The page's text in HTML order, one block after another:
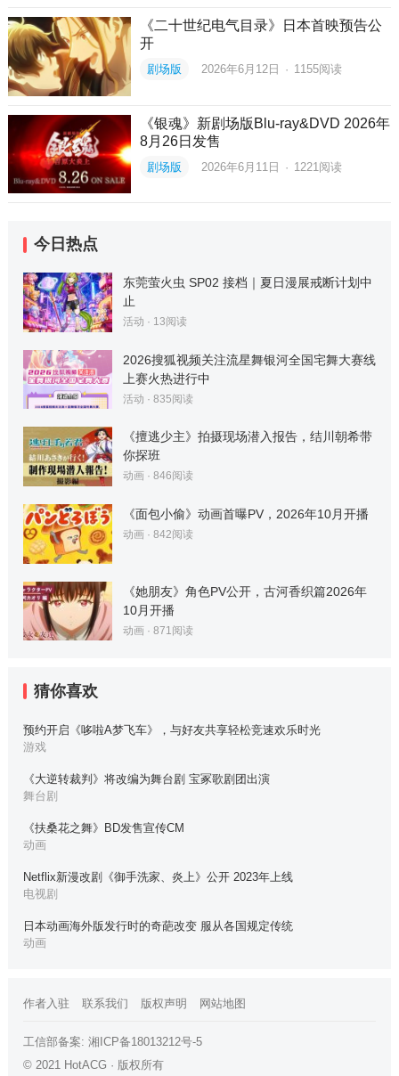
《二十世纪电气目录》日本首映预告公
开
剧场版 2026年6月12日 · 1155阅读
《银魂》新剧场版Blu-ray&DVD 2026年
8月26日发售
剧场版 2026年6月11日 · 1221 阅读
今日热点
东莞萤火虫 SP02 接档｜夏日漫展戒断计划中
止
活动 · 13阅读
2026搜狐视频关注流星舞银河全国宅舞大赛线
上赛火热进行中
活动 · 835阅读
《擅逃少主》拍摄现场潜入报告，结川朝希带
你探班
动画· 846阅读
《面包小偷》动画首曝PV，2026年10月开播
动画· 842阅读
《她朋友》角色PV公开，古河香织篇2026年
10月开播
动画· 871 阅读
猜你喜欢
预约开启《哆啦A梦飞车》，与好友共享轻松竞速欢乐时光
游戏
《大逆转裁判》将改编为舞台剧 宝冢歌剧团出演
舞台剧
《扶桑花之舞》BD发售宣传CM
动画
Netflix新漫改剧《御手洗家、炎上》公开 2023年上线
电视剧
日本动画海外版发行时的奇葩改变 服从各国规定传统
动画
作者入驻 联系我们 版权声明 网站地图
工信部备案: 湘ICP备18013212号-5
© 2021 HotACG · 版权所有